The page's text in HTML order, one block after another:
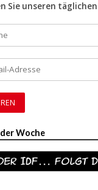
Sie unseren
Woche